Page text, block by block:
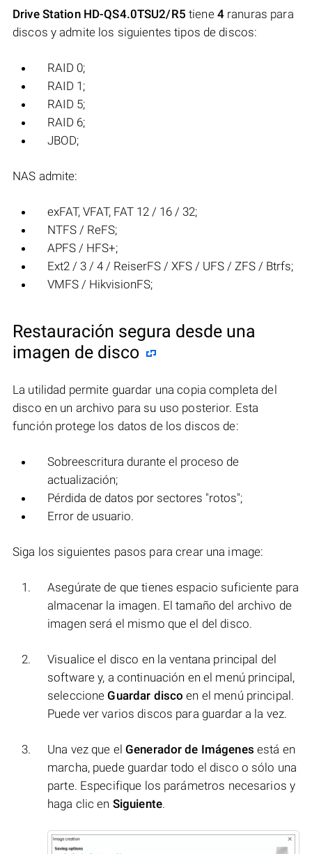
Drive Station HD-QS4.0TSU2/R5 tiene 4ranuras para
discos y admite los siguientes tipos de discos:
RAID 0;
RAID 1;
RAID 5;
RAID 6;
JBOD;
NAS admite:
exFAT, VFAT, FAT 12 / 16 / 32;
NTFS / ReFS;
APFS / HFS+;
Ext2 / 3 / 4 / ReiserFS / XFS / UFS / ZFS / Btrfs;
VMFS / HikvisionFS;
Restauración segura desde una
imagen de disco
La utilidad permite guardar una copia completa del
disco en un archivo para su uso posterior. Esta
función protege los datos de los discos de:
Sobreescritura durante el proceso de
actualización;
Pérdida de datos por sectores "rotos";
Error de usuario.
Siga los siguientes pasos para crear una image:
Asegúrate de que tienes espacio suficiente para
almacenar la imagen. El tamaño del archivo de
imagen será el mismo que el del disco.
Visualice el disco en la ventana principal del
software y, a continuación en el menú principal,
seleccioneGuardar disco en el menú principal.
Puede ver varios discos para guardar a la vez.
Una vez que el Generador de Imágenes está en
marcha, puede guardar todo el disco o sólo una
parte. Especifique los parámetros necesarios y
haga clic en Siguiente.